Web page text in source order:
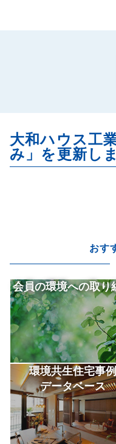
大和ハウス工
み」を更新し
おす
会員の環境への取り
環境共生住宅事例
データベース